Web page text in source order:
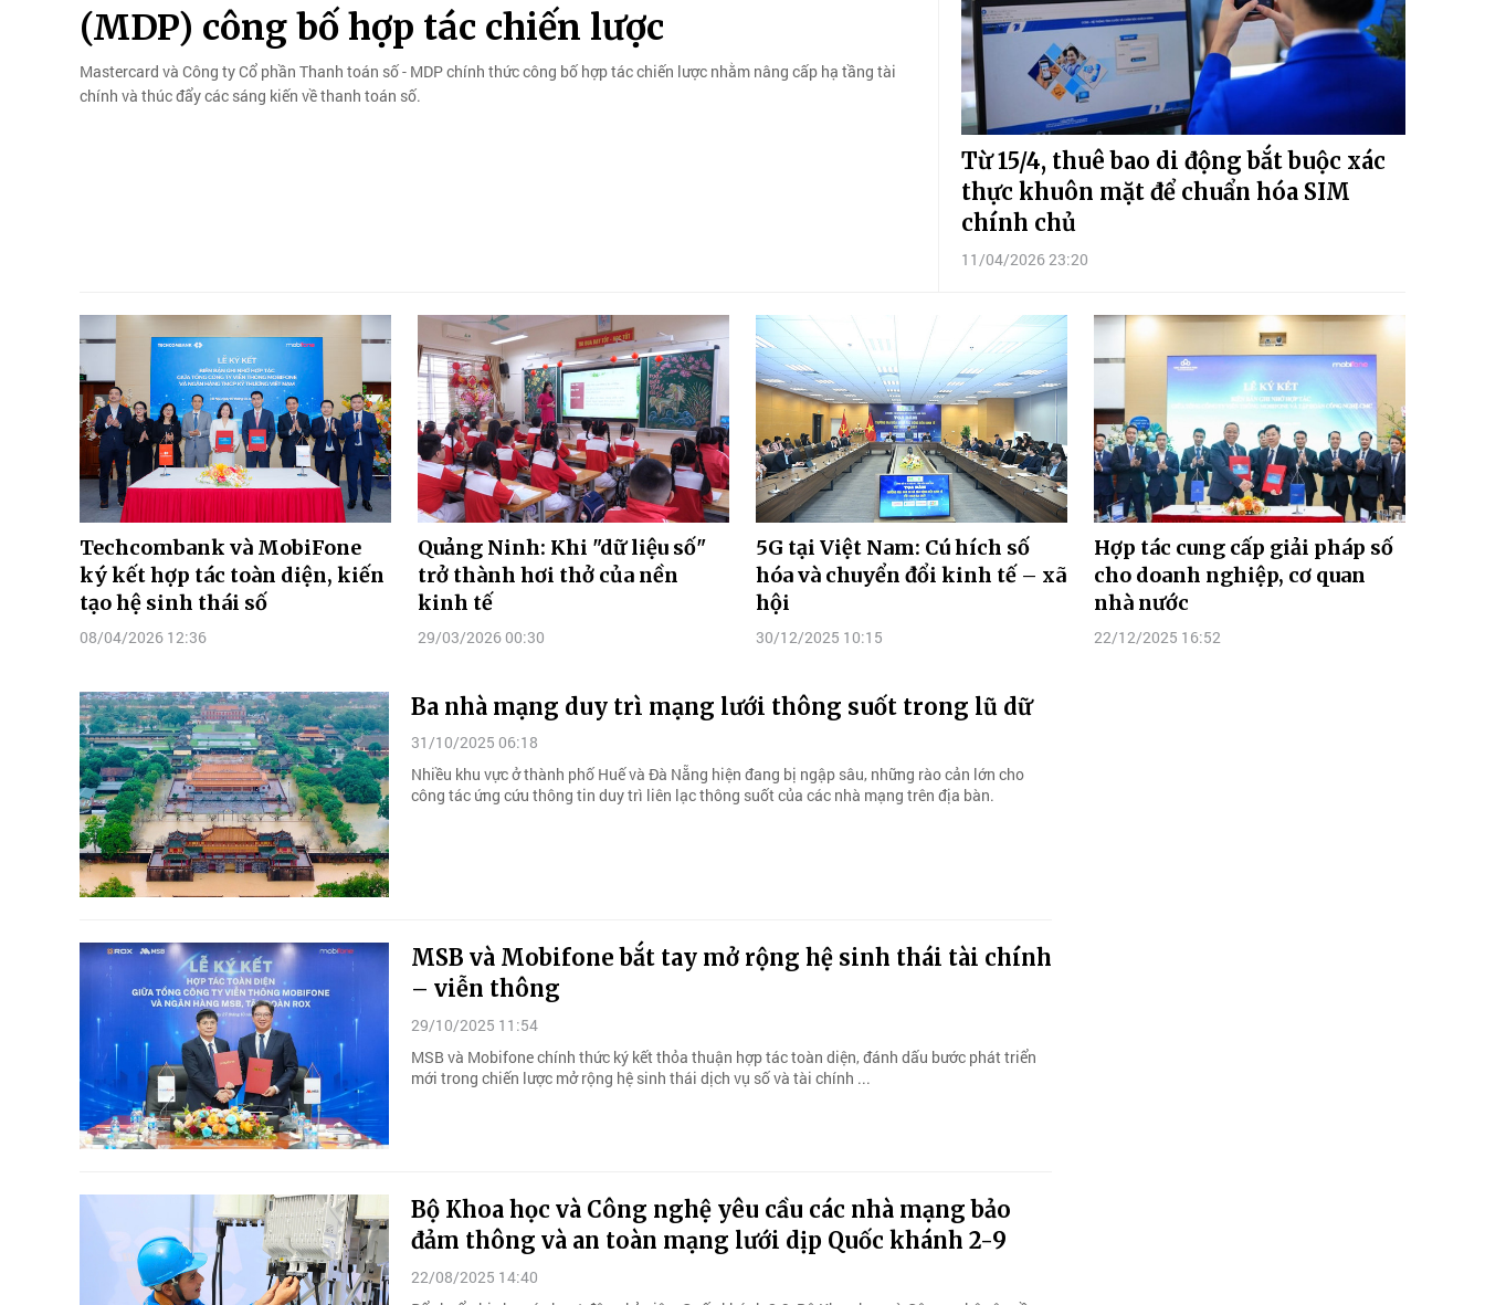
(MDP) công bố hợp tác chiến lược
Mastercard và Công ty Cổ phần Thanh toán số - MDP chính thức công bố hợp tác chiến lược nhằm nâng cấp hạ tầng tài
chính và thúc đẩy các sáng kiến về thanh toán số.
Từ 15/4, thuê bao di động bắt buộc xác
thực khuôn mặt để chuẩn hóa SIM
chính chủ
11/04/2026 23:20
Techcombank và MobiFone
ký kết hợp tác toàn diện, kiến
tạo hệ sinh thái số
08/04/2026 12:36
Quảng Ninh: Khi "dữ liệu số"
trở thành hơi thở của nền
kinh tế
29/03/2026 00:30
5G tại Việt Nam: Cú hích số
hóa và chuyển đổi kinh tế – xã
hội
30/12/2025 10:15
Hợp tác cung cấp giải pháp số
cho doanh nghiệp, cơ quan
nhà nước
22/12/2025 16:52
Ba nhà mạng duy trì mạng lưới thông suốt trong lũ dữ
31/10/2025 06:18
Nhiều khu vực ở thành phố Huế và Đà Nẵng hiện đang bị ngập sâu, những rào cản lớn cho
công tác ứng cứu thông tin duy trì liên lạc thông suốt của các nhà mạng trên địa bàn.
MSB và Mobifone bắt tay mở rộng hệ sinh thái tài chính
– viễn thông
29/10/2025 11:54
MSB và Mobifone chính thức ký kết thỏa thuận hợp tác toàn diện, đánh dấu bước phát triển
mới trong chiến lược mở rộng hệ sinh thái dịch vụ số và tài chính ...
Bộ Khoa học và Công nghệ yêu cầu các nhà mạng bảo
đảm thông và an toàn mạng lưới dịp Quốc khánh 2-9
22/08/2025 14:40